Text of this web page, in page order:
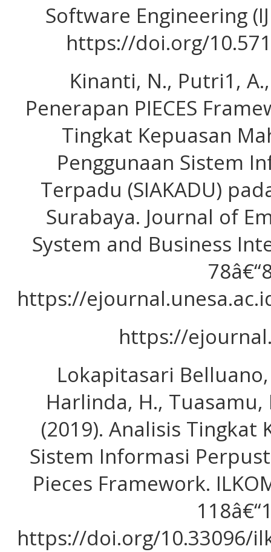
Software Engineering
https://doi.org/
Kinanti, N., Putri1,
Penerapan PIECES
Tingkat Kepuasan
Penggunaan Sistem
Terpadu (SIAKADU)
Surabaya. Journal of
System and Business
https://
https://
Lokapitasari
Harlinda, H., Tuasamu,
(2019). Analisis Tingkat
Sistem Informasi
Pieces Framework.
https://doi.org/10.33096/